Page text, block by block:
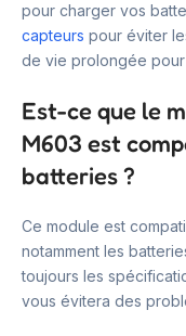
pour charger vos
capteurs pour éviter
de vie prolongée
Est-ce que le
M603 est
batteries ?
Ce module est
notamment les
toujours les
vous évitera des